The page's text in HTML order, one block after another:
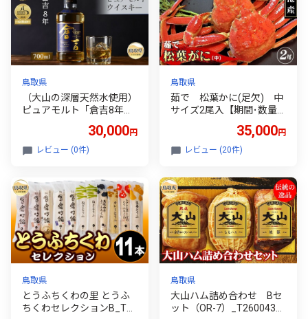
鳥取県
（大山の深層天然水使用）
ピュアモルト「倉吉8年」
造カートン入_T2600045
ふるさと納税 鳥取 お酒 晩
酌 アルコール 家飲み 特産
フト
30,000円
レビュー (0件)
鳥取県
茹で 松葉かに(足欠) 中
サイズ2尾入【期間･数量
と納税 鳥取 かに カニ 蟹
海鮮 海の幸 冬の味覚 数量
限定
35,000円
レビュー (20件)
鳥取県
とうふちくわの里 とうふ
ちくわセレクションB_T26
鳥取県
大山ハム詰め合わせ Bセ
ット（OR-7）_T2600439